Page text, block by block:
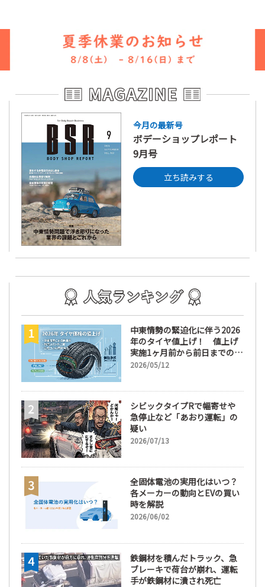
今月の最新号
ボデーショップレポート
9月号
立ち読みする
中東情勢の緊迫化に伴う2026
年のタイヤ値上げ！ 値上げ
実施1ヶ月前から前日までの期
間が販売において極めて重要
2026/05/12
シビックタイプRで幅寄せや
急停止など「あおり運転」の
疑い
2026/07/13
全固体電池の実用化はいつ？
各メーカーの動向とEVの買い
時を解説
2026/06/02
鉄鋼材を積んだトラック、急
ブレーキで荷台が崩れ、運転
手が鉄鋼材に潰され死亡